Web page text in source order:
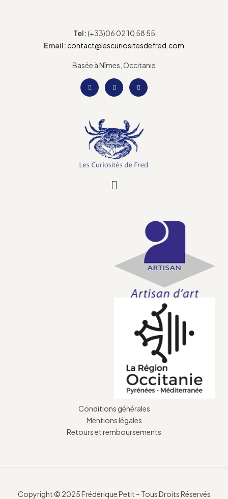
Tel:(+33)06 02 10 58 55
Email:contact@lescuriositesdefred.com
Basée à Nîmes, Occitanie
Conditions générales
Mentions légales
Retours et remboursements
Copyright © 2025 Frédérique Petit – Tous Droits Réservés